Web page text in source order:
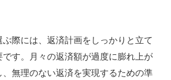
際には、返済計画をしっかりと立て
す。月々の返済額が過度に膨れ上が
無理のない返済を実現するための準